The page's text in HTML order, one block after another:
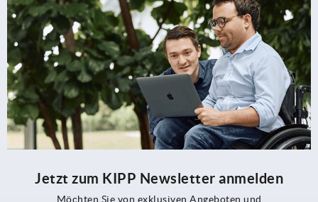
Jetzt zum KIPP Newsletter anmelden
Möchten Sie von exklusiven Angeboten und